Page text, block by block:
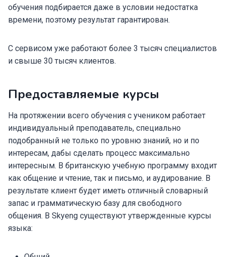
обучения подбирается даже в условии недостатка
времени, поэтому результат гарантирован.
С сервисом уже работают более 3 тысяч специалистов
и свыше 30 тысяч клиентов.
Предоставляемые курсы
На протяжении всего обучения с учеником работает
индивидуальный преподаватель, специально
подобранный не только по уровню знаний, но и по
интересам, дабы сделать процесс максимально
интересным. В британскую учебную программу входит
как общение и чтение, так и письмо, и аудирование. В
результате клиент будет иметь отличный словарный
запас и грамматическую базу для свободного
общения. В Skyeng существуют утвержденные курсы
языка: